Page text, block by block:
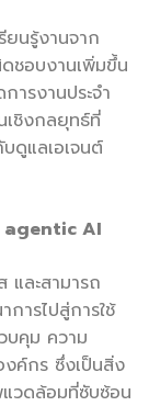
ยนรู้งานจาก
ชอบงานเพิ่มขึ้น
ารงานประจำ
เชิงกลยุทธ์ที่
ดูแลเอเจนต์
agentic AI
และสามารถ
ารไปสู่การใช้
บคุม ความ
ค์กร ซึ่งเป็นสิ่ง
วดล้อมที่ซับซ้อน